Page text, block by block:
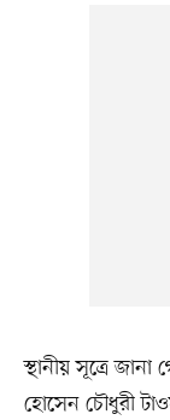
স্থানীয় সূত্রে
হোসেন চৌধুরী